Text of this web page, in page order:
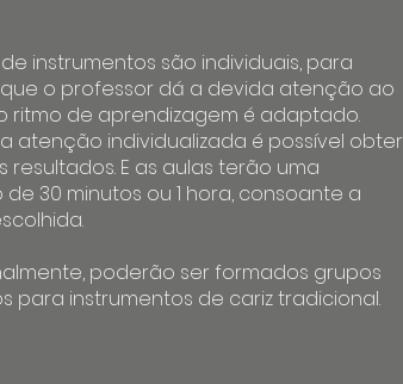
instrumentos são individuais, para
o professor dá a devida atenção ao
ritmo de aprendizagem é adaptado.
atenção individualizada é possível obter
resultados. E as aulas terão uma
30 minutos ou 1 hora, consoante a
poderão ser formados grupos
para instrumentos de cariz tradicional.